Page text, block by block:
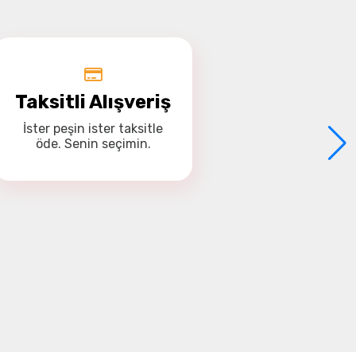
Taksitli Alışveriş
İster peşin ister taksitle
öde. Senin seçimin.